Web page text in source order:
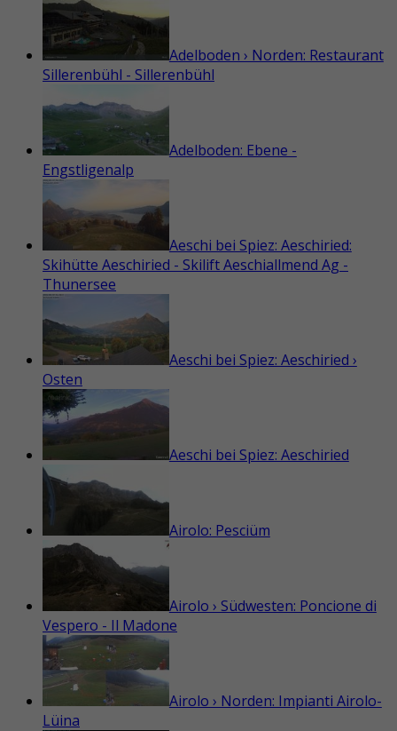
Adelboden › Norden: Restaurant
Sillerenbühl - Sillerenbühl
Adelboden: Ebene -
Engstligenalp
Aeschi bei Spiez: Aeschiried:
Skihütte Aeschiried - Skilift Aeschiallmend Ag -
Thunersee
Aeschi bei Spiez: Aeschiried ›
Osten
Aeschi bei Spiez: Aeschiried
Airolo: Pesciüm
Airolo › Südwesten: Poncione di
Vespero - Il Madone
Airolo › Norden: Impianti Airolo-
Lüina